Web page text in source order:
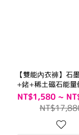
【雙能內衣褲】石
+鍺+稀土磁石能量
褲-平口款
NT$1,580 ~